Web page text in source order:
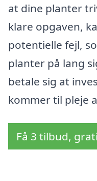
at dine planter
klare opgaven,
potentielle fejl,
planter på lang
betale sig at
kommer til pleje
Få 3 tilbud,